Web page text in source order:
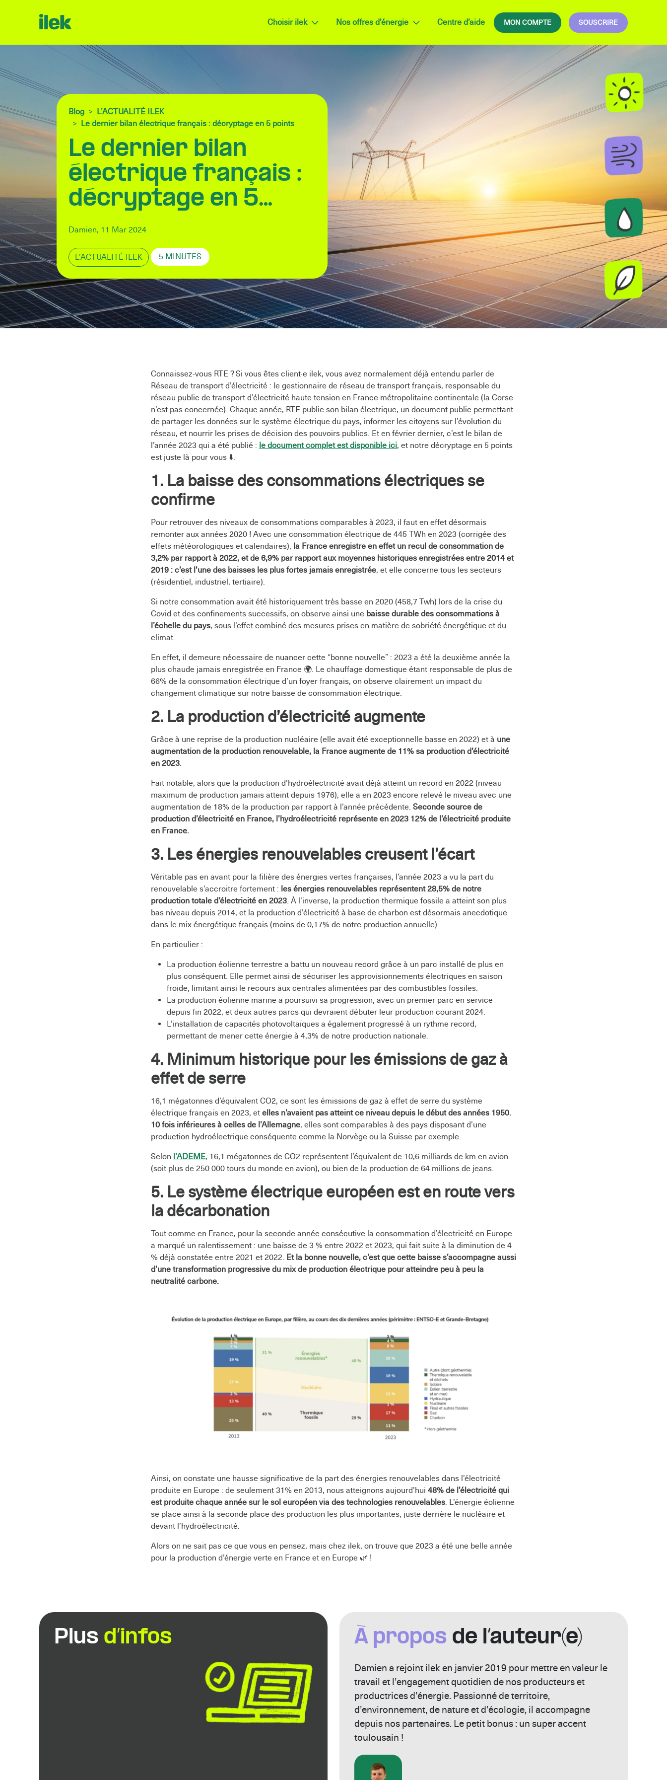
Choisir ilek Nos offres d’énergie Centre d’aide MON COMPTE SOUSCRIRE
Blog
L’ACTUALITÉ ILEK
Le dernier bilan électrique français : décryptage en 5 points
Le dernier bilan
électrique français :
décryptage en 5
points
Damien, 11 Mar 2024
L’ACTUALITÉ ILEK 5 MINUTES
Connaissez-vous RTE ? Si vous êtes client·e ilek, vous avez normalement déjà entendu parler de
Réseau de transport d’électricité : le gestionnaire de réseau de transport français, responsable du
réseau public de transport d’électricité haute tension en France métropolitaine continentale (la Corse
n’est pas concernée). Chaque année, RTE publie son bilan électrique, un document public permettant
de partager les données sur le système électrique du pays, informer les citoyens sur l’évolution du
réseau, et nourrir les prises de décision des pouvoirs publics. Et en février dernier, c’est le bilan de
l’année 2023 qui a été publié : le document complet est disponible ici, et notre décryptage en 5 points
est juste là pour vous ⬇️.
1. La baisse des consommations électriques se
confirme
Pour retrouver des niveaux de consommations comparables à 2023, il faut en effet désormais
remonter aux années 2020 ! Avec une consommation électrique de 445 TWh en 2023 (corrigée des
effets météorologiques et calendaires), la France enregistre en effet un recul de consommation de
3,2% par rapport à 2022, et de 6,9% par rapport aux moyennes historiques enregistrées entre 2014 et
2019 : c’est l’une des baisses les plus fortes jamais enregistrée, et elle concerne tous les secteurs
(résidentiel, industriel, tertiaire).
Si notre consommation avait été historiquement très basse en 2020 (458,7 Twh) lors de la crise du
Covid et des confinements successifs, on observe ainsi une baisse durable des consommations à
l’échelle du pays, sous l’effet combiné des mesures prises en matière de sobriété énergétique et du
climat.
En effet, il demeure nécessaire de nuancer cette “bonne nouvelle” : 2023 a été la deuxième année la
plus chaude jamais enregistrée en France 🌍. Le chauffage domestique étant responsable de plus de
66% de la consommation électrique d’un foyer français, on observe clairement un impact du
changement climatique sur notre baisse de consommation électrique.
2. La production d’électricité augmente
Grâce à une reprise de la production nucléaire (elle avait été exceptionnelle basse en 2022) et à une
augmentation de la production renouvelable, la France augmente de 11% sa production d’électricité
en 2023.
Fait notable, alors que la production d’hydroélectricité avait déjà atteint un record en 2022 (niveau
maximum de production jamais atteint depuis 1976), elle a en 2023 encore relevé le niveau avec une
augmentation de 18% de la production par rapport à l’année précédente. Seconde source de
production d’électricité en France, l’hydroélectricité représente en 2023 12% de l’électricité produite
en France.
3. Les énergies renouvelables creusent l’écart
Véritable pas en avant pour la filière des énergies vertes françaises, l’année 2023 a vu la part du
renouvelable s’accroitre fortement : les énergies renouvelables représentent 28,5% de notre
production totale d’électricité en 2023. À l’inverse, la production thermique fossile a atteint son plus
bas niveau depuis 2014, et la production d’électricité à base de charbon est désormais anecdotique
dans le mix énergétique français (moins de 0,17% de notre production annuelle).
En particulier :
La production éolienne terrestre a battu un nouveau record grâce à un parc installé de plus en
plus conséquent. Elle permet ainsi de sécuriser les approvisionnements électriques en saison
froide, limitant ainsi le recours aux centrales alimentées par des combustibles fossiles.
La production éolienne marine a poursuivi sa progression, avec un premier parc en service
depuis fin 2022, et deux autres parcs qui devraient débuter leur production courant 2024.
L’installation de capacités photovoltaïques a également progressé à un rythme record,
permettant de mener cette énergie à 4,3% de notre production nationale.
4. Minimum historique pour les émissions de gaz à
effet de serre
16,1 mégatonnes d’équivalent CO2, ce sont les émissions de gaz à effet de serre du système
électrique français en 2023, et elles n’avaient pas atteint ce niveau depuis le début des années 1950.
10 fois inférieures à celles de l’Allemagne, elles sont comparables à des pays disposant d’une
production hydroélectrique conséquente comme la Norvège ou la Suisse par exemple.
Selon l’ADEME, 16,1 mégatonnes de CO2 représentent l’équivalent de 10,6 milliards de km en avion
(soit plus de 250 000 tours du monde en avion), ou bien de la production de 64 millions de jeans.
5. Le système électrique européen est en route vers
la décarbonation
Tout comme en France, pour la seconde année consécutive la consommation d’électricité en Europe
a marqué un ralentissement : une baisse de 3 % entre 2022 et 2023, qui fait suite à la diminution de 4
% déjà constatée entre 2021 et 2022. Et la bonne nouvelle, c’est que cette baisse s’accompagne aussi
d’une transformation progressive du mix de production électrique pour atteindre peu à peu la
neutralité carbone.
Ainsi, on constate une hausse significative de la part des énergies renouvelables dans l’électricité
produite en Europe : de seulement 31% en 2013, nous atteignons aujourd’hui 48% de l’électricité qui
est produite chaque année sur le sol européen via des technologies renouvelables. L’énergie éolienne
se place ainsi à la seconde place des production les plus importantes, juste derrière le nucléaire et
devant l’hydroélectricité.
Alors on ne sait pas ce que vous en pensez, mais chez ilek, on trouve que 2023 a été une belle année
pour la production d’énergie verte en France et en Europe 🌿 !
Plus d’infos À propos de l’auteur(e)
Damien a rejoint ilek en janvier 2019 pour mettre en valeur le
travail et l’engagement quotidien de nos producteurs et
productrices d’énergie. Passionné de territoire,
d’environnement, de nature et d’écologie, il accompagne
depuis nos partenaires. Le petit bonus : un super accent
toulousain !